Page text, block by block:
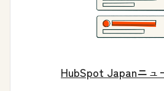
HubSpot Japanニュ